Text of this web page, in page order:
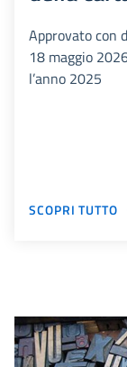
Approvato con
18 maggio
l’anno 2025
SCOPRI TUTTO